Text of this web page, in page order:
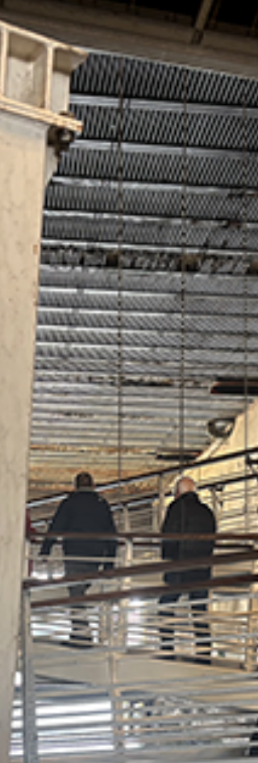
Pour cette sortie, nous avons remonté le
temps en découvrant la charmante cité de
Josselin, entre patrimoine médiéval et
univers artistique singulier. La matinée a été
consacrée à la visite du château de
demeure historique de la famille Rohan.
ses tours majestueuses, ses intérieurs
richement meublés et ses jardins variés,
nous avons exploré plusieurs siècles
d’histoire dans un cadre exceptionnel. Après
le déjeuner, changement d’ambiance avec
la découverte du m